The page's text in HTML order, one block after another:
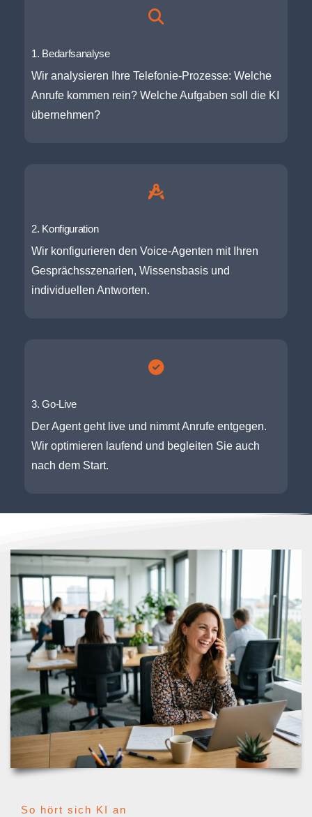
1. Bedarfsanalyse
Wir analysieren Ihre Telefonie-Prozesse: Welche
Anrufe kommen rein? Welche Aufgaben soll die KI
übernehmen?
2. Konfiguration
Wir konfigurieren den Voice-Agenten mit Ihren
Gesprächsszenarien, Wissensbasis und
individuellen Antworten.
3. Go-Live
Der Agent geht live und nimmt Anrufe entgegen.
Wir optimieren laufend und begleiten Sie auch
nach dem Start.
So hört sich KI an